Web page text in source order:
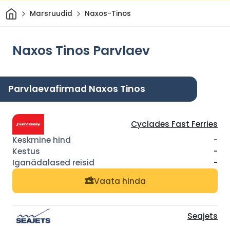
Avaleht
Marsruudid Naxos-Tinos
Naxos Tinos Parvlaev
Parvlaevafirmad Naxos Tinos
Cyclades Fast Ferries
-
-
-
Vaata hinda
Seajets